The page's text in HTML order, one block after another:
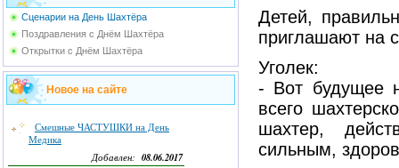
Сценарии на День Шахтёра
Поздравления с Днём Шахтёра
Открытки с Днём Шахтёра
Новое на сайте
Смешные ЧАСТУШКИ на День
Медика
Добавлен: 08.06.2017
Детей,
приглашают на
Уголек:
- Вот будущее
всего
шахтер,
сильным,